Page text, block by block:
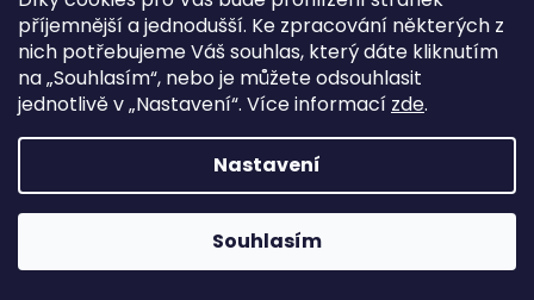
příjemnější a jednodušší. Ke zpracování některých z
nich potřebujeme Váš souhlas, který dáte kliknutím
na „Souhlasím“, nebo je můžete odsouhlasit
jednotlivě v „Nastavení“. Více informací zde.
Nastavení
Souhlasím
NOVINKA